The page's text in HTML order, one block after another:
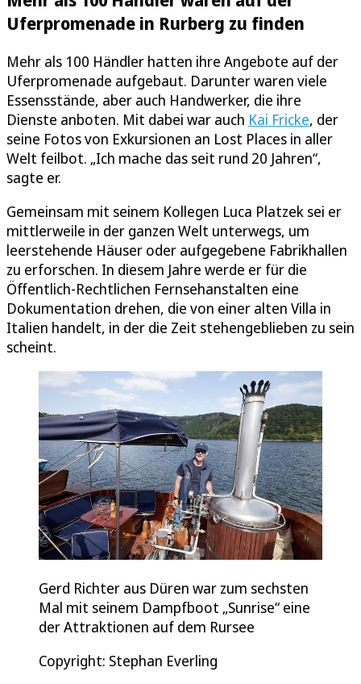
Uferpromenade in Rurberg zu finden
Mehr als 100 Händler hatten ihre Angebote auf der
Uferpromenade aufgebaut. Darunter waren viele
Essensstände, aber auch Handwerker, die ihre
Dienste anboten. Mit dabei war auch Kai Fricke, der
seine Fotos von Exkursionen an Lost Places in aller
Welt feilbot. „Ich mache das seit rund 20 Jahren“,
sagte er.
Gemeinsam mit seinem Kollegen Luca Platzek sei er
mittlerweile in der ganzen Welt unterwegs, um
leerstehende Häuser oder aufgegebene Fabrikhallen
zu erforschen. In diesem Jahre werde er für die
Öffentlich-Rechtlichen Fernsehanstalten eine
Dokumentation drehen, die von einer alten Villa in
Italien handelt, in der die Zeit stehengeblieben zu sein
scheint.
Gerd Richter aus Düren war zum sechsten
Mal mit seinem Dampfboot „Sunrise“ eine
der Attraktionen auf dem Rursee
Copyright: Stephan Everling